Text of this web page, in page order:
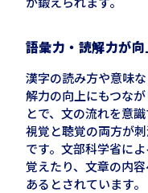
語彙力・読解力が向
漢字の読み方や意味
解力の向上にもつな
とで、文の流れを意
視覚と聴覚の両方が
です。文部科学省に
覚えたり、文章の内
あるとされています。